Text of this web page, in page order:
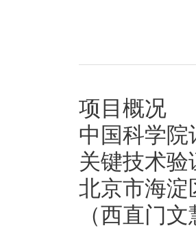
项目概况
中国科学院
关键技术
北京市海淀
（西直门